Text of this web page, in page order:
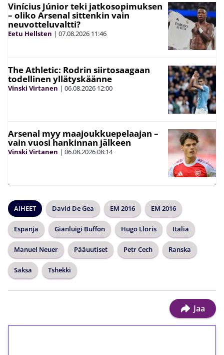
Vinícius Júnior teki jatkosopimuksen
– oliko Arsenal sittenkin vain
neuvotteluvaltti?
Eetu Hellsten | 07.08.2026 11:46
The Athletic: Rodrin siirtosaagaan
todellinen yllätyskäänne
Vinski Virtanen | 06.08.2026 12:00
Arsenal myy maajoukkuepelaajan –
vain vuosi hankinnan jälkeen
Vinski Virtanen | 06.08.202608:14
AIHEET David De Gea EM 2016 EM 2016
Espanja Gianluigi Buffon Hugo Lloris Italia
Manuel Neuer Pääuutiset Petr Cech Ranska
Saksa Tshekki
Jaa